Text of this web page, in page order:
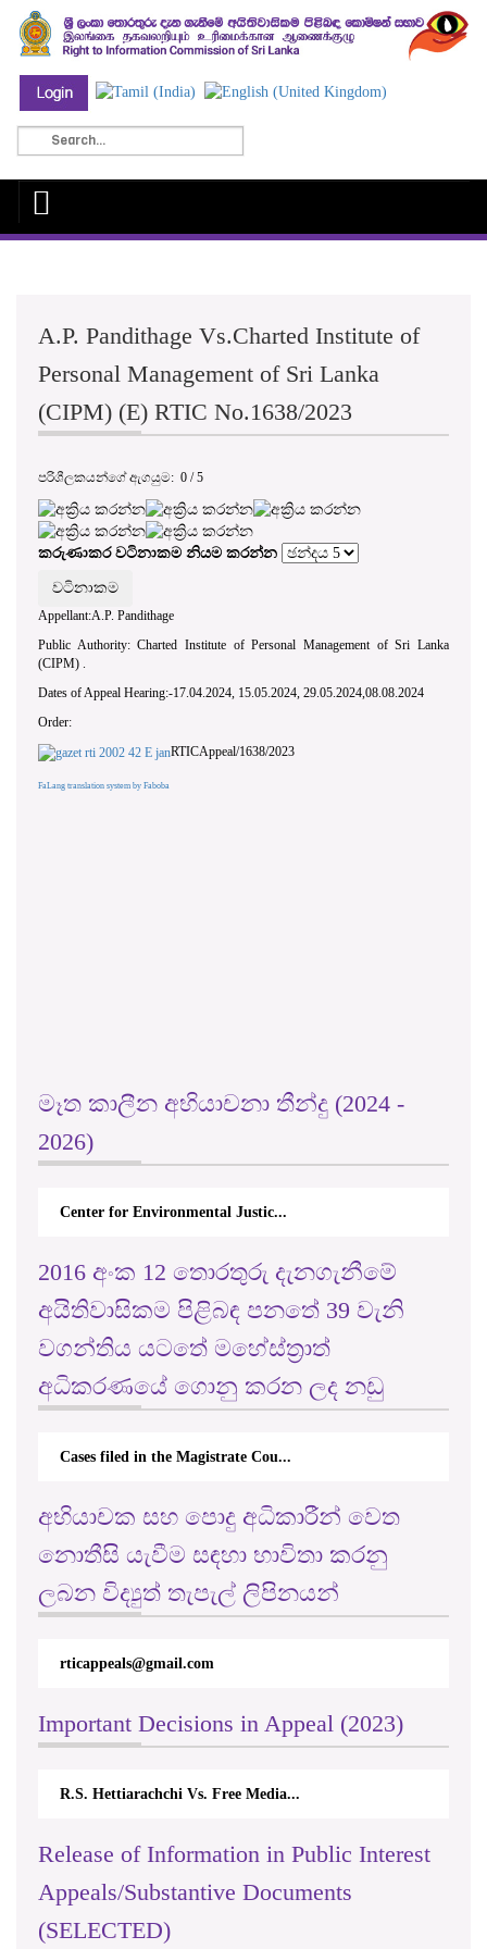
A.P. Pandithage Vs.Charted Institute of
Personal Management of Sri Lanka
(CIPM) (E) RTIC No.1638/2023
පරිශීලකයන්ගේ ඇගයුම: 0 /5
කරුණාකර වටිනාකම නියම කරන්න
Appellant:A.P. Pandithage
Public Authority: Charted Institute of Personal Management of Sri Lanka
(CIPM) .
Dates of Appeal Hearing:-17.04.2024, 15.05.2024, 29.05.2024,08.08.2024
Order:
RTICAppeal/1638/2023
FaLang translation system by Faboba
මෑත කාලීන අභියාචනා තීන්දු (2024 -
2026)
Center for Environmental Justic...
2016 අංක 12 තොරතුරු දැනගැනීමේ
අයිතිවාසිකම පිළිබඳ පනතේ 39 වැනි
වගන්තිය යටතේ මහේස්ත්‍රාත්
අධිකරණයේ ගොනු කරන ලද නඩු
Cases filed in the Magistrate Cou...
අභියාචක සහ පොදු අධිකාරීන් වෙත
නොතීසි යැවීම සඳහා භාවිතා කරනු
ලබන විද්‍යුත් තැපැල් ලිපිනයන්
rticappeals@gmail.com
Important Decisions in Appeal (2023)
R.S. Hettiarachchi Vs. Free Media...
Release of Information in Public Interest
Appeals/Substantive Documents
(SELECTED)